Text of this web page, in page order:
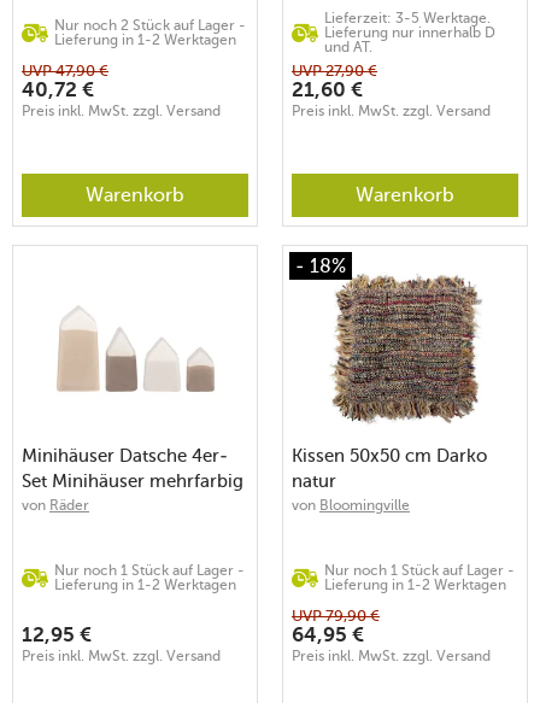
Nur noch 2 Stück auf Lager -
Lieferung in 1-2 Werktagen
UVP47,90 €
40,72 €
Preis inkl. MwSt. zzgl. Versand
Warenkorb
Lieferzeit: 3-5 Werktage.
Lieferung nur innerhalb D
und AT.
UVP27,90 €
21,60 €
Preis inkl. MwSt. zzgl. Versand
Warenkorb
Minihäuser Datsche 4er-
Set Minihäuser mehrfarbig
von Räder
Nur noch 1 Stück auf Lager -
Lieferung in 1-2 Werktagen
12,95 €
Preis inkl. MwSt. zzgl. Versand
- 18%
Kissen 50x50 cm Darko
natur
von Bloomingville
Nur noch 1 Stück auf Lager -
Lieferung in 1-2 Werktagen
UVP79,90 €
64,95 €
Preis inkl. MwSt. zzgl. Versand